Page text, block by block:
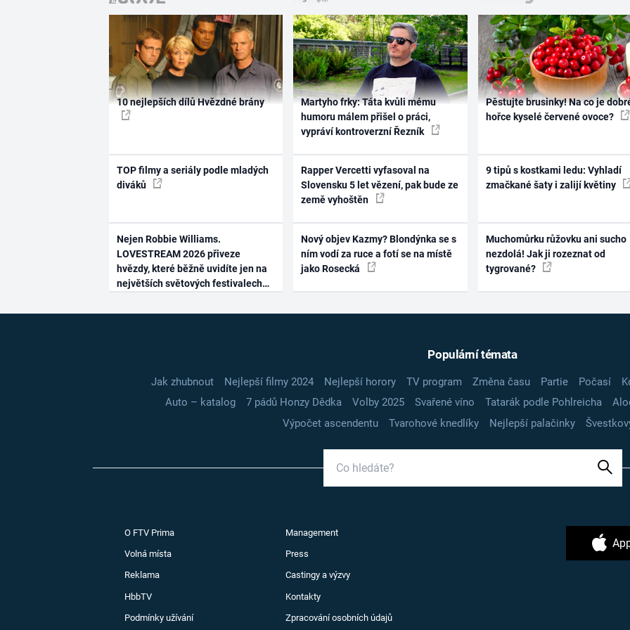
10 nejlepších dílů Hvězdné brány
TOP filmy a seriály podle mladých
diváků
Nejen Robbie Williams.
LOVESTREAM 2026 přiveze
hvězdy, které běžně uvidíte jen na
největších světových festivalech
Martyho frky: Táta kvůli mému
humoru málem přišel o práci,
vypráví kontroverzní Řezník
Rapper Vercetti vyfasoval na
Slovensku 5 let vězení, pak bude ze
země vyhoštěn
Nový objev Kazmy? Blondýnka se s
ním vodí za ruce a fotí se na místě
jako Rosecká
Pěstujte brusinky! Na co je
hořce kyselé červené ovoce?
9 tipů s kostkami ledu: Vyhladí
zmačkané šaty i zalijí květiny
Muchomůrku růžovku ani sucho
nezdolá! Jak ji rozeznat od
tygrované?
Populární témata
Jak zhubnout Nejlepší filmy 2024 Nejlepší horory TV program Změna času Partie Počasí
Auto – katalog
7 pádů Honzy Dědka Volby 2025 Svařené víno Tatarák podle Pohlreicha
Výpočet ascendentu
Tvarohové knedlíky Nejlepší palačinky
O FTV Prima Management
Volná místa Press
Reklama Castingy a výzvy
HbbTV Kontakty
Podmínky užívání Zpracování osobních údajů